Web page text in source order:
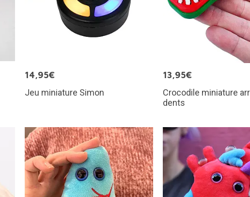
14,95€
Jeu miniature Simon
13,95€
Crocodile miniature
dents